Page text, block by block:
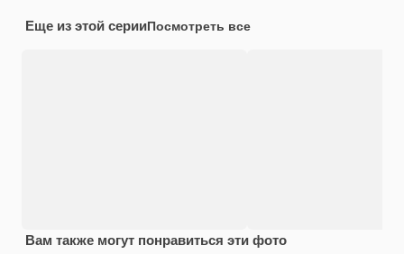
Еще из этой серииПосмотреть все
Вам также могут понравиться эти фото